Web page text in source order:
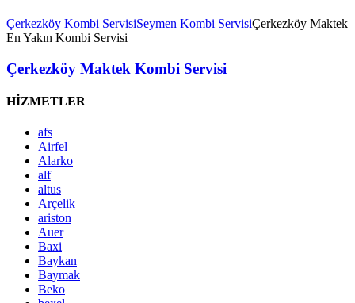
Çerkezköy Kombi ServisiSeymen Kombi ServisiÇerkezköy Maktek
En Yakın Kombi Servisi
Çerkezköy Maktek Kombi Servisi
HİZMETLER
afs
Airfel
Alarko
alf
altus
Arçelik
ariston
Auer
Baxi
Baykan
Baymak
Beko